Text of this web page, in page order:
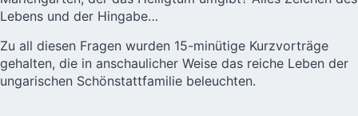
Lebens und der Hingabe…
Zu all diesen Fragen wurden 15-minütige Kurzvorträge
gehalten, die in anschaulicher Weise das reiche Leben der
ungarischen Schönstattfamilie beleuchten.